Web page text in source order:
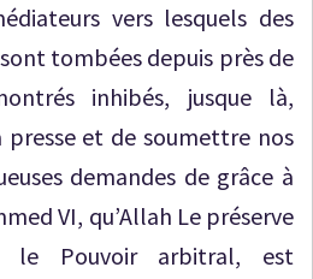
vers lesquels des
tombées depuis près de
inhibés, jusque là,
et de soumettre nos
demandes de grâce à
VI, qu’Allah Le préserve
Pouvoir arbitral, est